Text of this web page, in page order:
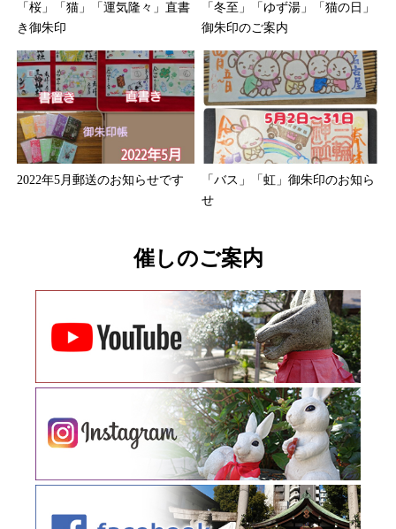
「桜」「猫」「運気隆々」直書
き御朱印
「冬至」「ゆず湯」「猫の日」
御朱印のご案内
2022年5月郵送のお知らせです
「バス」「虹」御朱印のお知ら
せ
催しのご案内